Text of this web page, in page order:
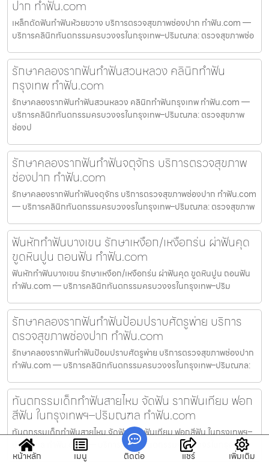
ปาก ทำฟัน.com
เหล็กดัดฟันทำฟันห้วยขวาง บริการตรวจสุขภาพช่องปาก ทำฟัน.com —
บริการคลินิกทันตกรรมครบวงจรในกรุงเทพ–ปริมณฑล: ตรวจสุขภาพช่อ
รักษาคลองรากฟันทำฟันสวนหลวง คลินิกทำฟัน
กรุงเทพ ทำฟัน.com
รักษาคลองรากฟันทำฟันสวนหลวง คลินิกทำฟันกรุงเทพ ทำฟัน.com —
บริการคลินิกทันตกรรมครบวงจรในกรุงเทพ–ปริมณฑล: ตรวจสุขภาพ
ช่องป
รักษาคลองรากฟันทำฟันจตุจักร บริการตรวจสุขภาพ
ช่องปาก ทำฟัน.com
รักษาคลองรากฟันทำฟันจตุจักร บริการตรวจสุขภาพช่องปาก ทำฟัน.com
— บริการคลินิกทันตกรรมครบวงจรในกรุงเทพ–ปริมณฑล: ตรวจสุขภาพ
ฟันหักทำฟันบางเขน รักษาเหงือก/เหงือกร่น ผ่าฟันคุด
ขูดหินปูน ถอนฟัน ทำฟัน.com
ฟันหักทำฟันบางเขน รักษาเหงือก/เหงือกร่น ผ่าฟันคุด ขูดหินปูน ถอนฟัน
ทำฟัน.com — บริการคลินิกทันตกรรมครบวงจรในกรุงเทพ–ปริม
รักษาคลองรากฟันทำฟันป้อมปราบศัตรูพ่าย บริการ
ตรวจสุขภาพช่องปาก ทำฟัน.com
รักษาคลองรากฟันทำฟันป้อมปราบศัตรูพ่าย บริการตรวจสุขภาพช่องปาก
ทำฟัน.com — บริการคลินิกทันตกรรมครบวงจรในกรุงเทพ–ปริมณฑล:
ทันตกรรมเด็กทำฟันสายไหม จัดฟัน รากฟันเทียม ฟอก
สีฟัน ในกรุงเทพฯ–ปริมณฑล ทำฟัน.com
ทันตกรรมเด็กทำฟันสายไหม จัดฟัน รากฟันเทียม ฟอกสีฟัน ในกรุงเทพฯ–
ปริมณฑล ทำฟัน.com — บริการคลินิกทันตกรรมครบวงจรในกรุงเทพ–
หน้าหลัก
เมนู ติดต่อ แชร์ เพิ่มเติม